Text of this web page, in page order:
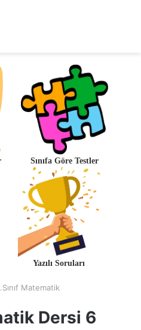
Sınıfa Göre Testler
Yazılı Soruları
Matematik
Dersi 6